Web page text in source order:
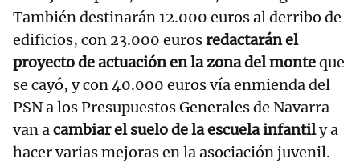
También destinarán 12.000 euros al derribo de
edificios, con 23.000 eurosredactarán el
proyecto de actuación en la zona del monteque
se cayó, y con 40.000 euros vía enmienda del
PSN a los Presupuestos Generales de Navarra
van acambiar el suelo de la escuela infantily a
hacer varias mejoras en la asociación juvenil.